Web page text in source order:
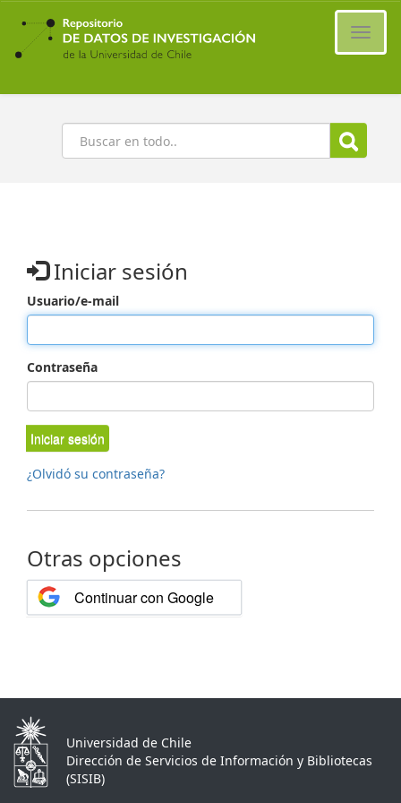
Ir
contenido
principal
Buscar
Iniciar sesión
Usuario/e-mail
Contraseña
Iniciar sesión
¿Olvidó su contraseña?
Otras opciones
Continuar con Google
Universidad de Chile
Dirección de Servicios de Información y Bibliotecas
(SISIB)